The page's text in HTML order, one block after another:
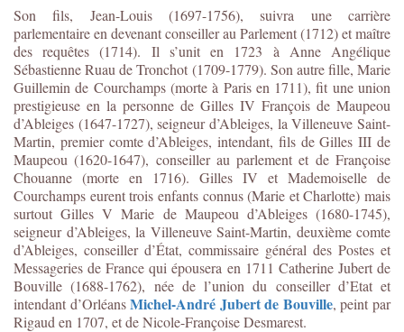
Son fils, Jean-Louis (1697-1756), suivra une carrière
parlementaire en devenant conseiller au Parlement (1712) et maître
des requêtes (1714). Il s’unit en 1723 à Anne Angélique
Sébastienne Ruau de Tronchot (1709-1779). Son autre fille, Marie
Guillemin de Courchamps (morte à Paris en 1711), fit une union
prestigieuse en la personne de Gilles IV François de Maupeou
d’Ableiges (1647-1727), seigneur d’Ableiges, la Villeneuve Saint-
Martin, premier comte d’Ableiges, intendant, fils de Gilles III de
Maupeou (1620-1647), conseiller au parlement et de Françoise
Chouanne (morte en 1716). Gilles IV et Mademoiselle de
Courchamps eurent trois enfants connus (Marie et Charlotte) mais
surtout Gilles V Marie de Maupeou d’Ableiges (1680-1745),
seigneur d’Ableiges, la Villeneuve Saint-Martin, deuxième comte
d’Ableiges, conseiller d’État, commissaire général des Postes et
Messageries de France qui épousera en 1711 Catherine Jubert de
Bouville (1688-1762), née de l’union du conseiller d’Etat et
intendant d’OrléansMichel-André Jubert de Bouville, peint par
Rigaud en 1707, et de Nicole-Françoise Desmarest.